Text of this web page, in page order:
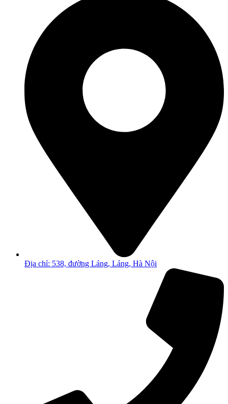
Địa chỉ: 538, đường Láng, Láng, Hà Nội